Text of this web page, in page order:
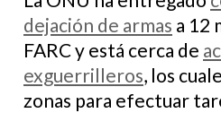
dejación de armas a 12
FARC y está cerca de
exguerrilleros, los
zonas para efectuar